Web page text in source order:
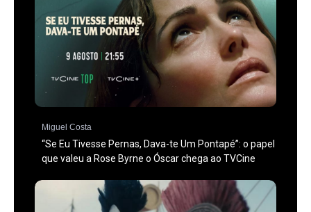
Miguel Costa
“Se Eu Tivesse Pernas, Dava-te Um Pontapé”: o papel
que valeu a Rose Byrne o Óscar chega ao TVCine